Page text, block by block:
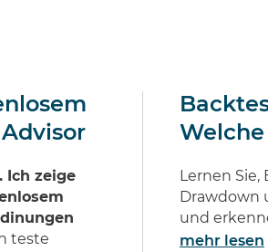
Ich zeige
teste
Lernen
Drawdown
und
mehr lesen